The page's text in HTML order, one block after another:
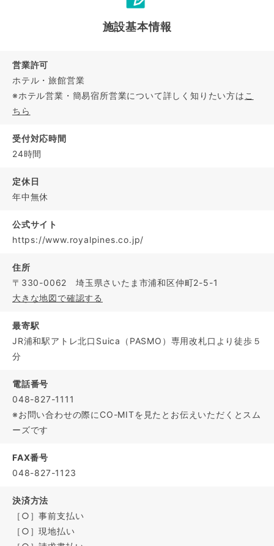
施設基本情報
営業許可
ホテル・旅館営業
※ホテル営業・簡易宿所営業について詳しく知りたい方はこ
ちら
受付対応時間
24時間
定休日
年中無休
公式サイト
https://www.royalpines.co.jp/
住所
〒330-0062 埼玉県さいたま市浦和区仲町2-5-1
大きな地図で確認する
最寄駅
JR浦和駅アトレ北口Suica（PASMO）専用改札口より徒歩５
分
電話番号
048-827-1111
※お問い合わせの際にCO-MITを見たとお伝えいただくとスム
ーズです
FAX番号
048-827-1123
決済方法
［○］事前支払い
［○］現地払い